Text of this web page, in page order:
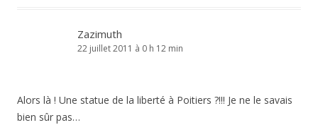
Zazimuth
22 juillet 2011 à 0 h 12 min
Alors là ! Une statue de la liberté à Poitiers ?!!! Je ne le savais
bien sûr pas…